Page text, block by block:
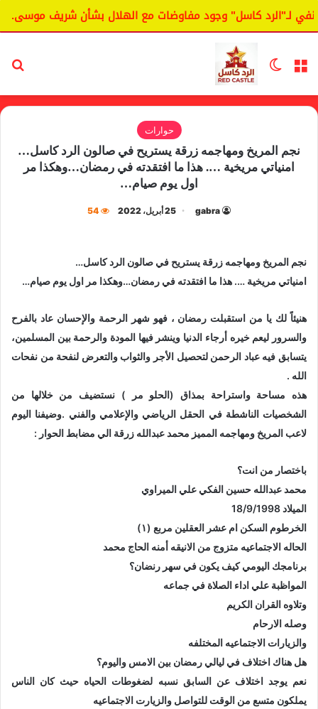
لـ"الرد كاسل" وجود مفاوضات مع الهلال بشأن شريف موسى.
القائمة الوضع المظلم
حوارات
نجم المريخ ومهاجمه زرقة يستريح في صالون الرد كاسل…
امنياتي مريخية …. هذا ما افتقدته في رمضان…وهكذا مر
اول يوم صيام…
gabra 25 أبريل، 2022 54
نجم المريخ ومهاجمه زرقة يستريح في صالون الرد كاسل…
امنياتي مريخية …. هذا ما افتقدته في رمضان…وهكذا مر اول يوم صيام…
هنيئاً لك يا من استقبلت رمضان ، فهو شهر الرحمة والإحسان عاد بالفرح
والسرور ليعم خيره أرجاء الدنيا وينشر فيها المودة والرحمة بين المسلمين،
يتسابق فيه عباد الرحمن لتحصيل الأجر والثواب والتعرض لنفحة من نفحات
الله .
هذه مساحة واستراحة بمذاق (الحلو مر ) نستضيف من خلالها من
الشخصيات الناشطة في الحقل الرياضي والإعلامي والفني .وضيفنا اليوم
لاعب المريخ ومهاجمه المميز محمد عبدالله زرقة الي مضابط الحوار :
باختصار من انت؟
محمد عبدالله حسين الفكي علي الميراوي
الميلاد 18/9/1998
الخرطوم السكن ام عشر العقلين مربع (١)
الحاله الاجتماعيه متزوج من الانيقه أمنه الحاج محمد
برنامجك اليومي كيف يكون في سهر رنضان؟
المواظبة علي اداء الصلاة في جماعه
وتلاوه القران الكريم
وصله الارحام
والزيارات الاجتماعيه المختلفه
هل هناك اختلاف في ليالي رمضان بين الامس واليوم؟
نعم يوجد اختلاف عن السابق نسبه لضغوطات الحياه حيث كان الناس
يملكون متسع من الوقت للتواصل والزيارت الاجتماعيه